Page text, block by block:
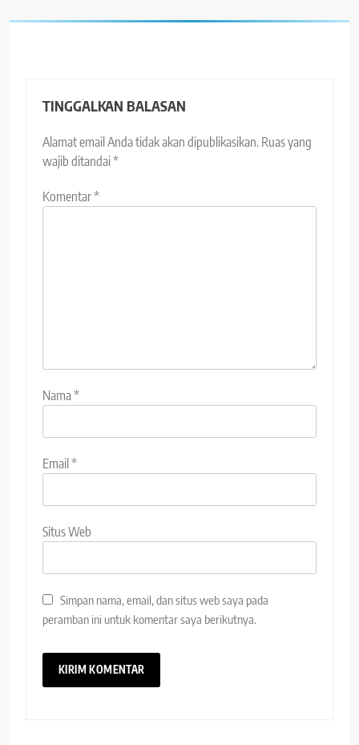
TINGGALKAN BALASAN
Alamat email Anda tidak akan dipublikasikan. Ruas yang
wajib ditandai*
Komentar*
Nama*
Email*
Situs Web
Simpan nama, email, dan situs web saya pada
peramban ini untuk komentar saya berikutnya.